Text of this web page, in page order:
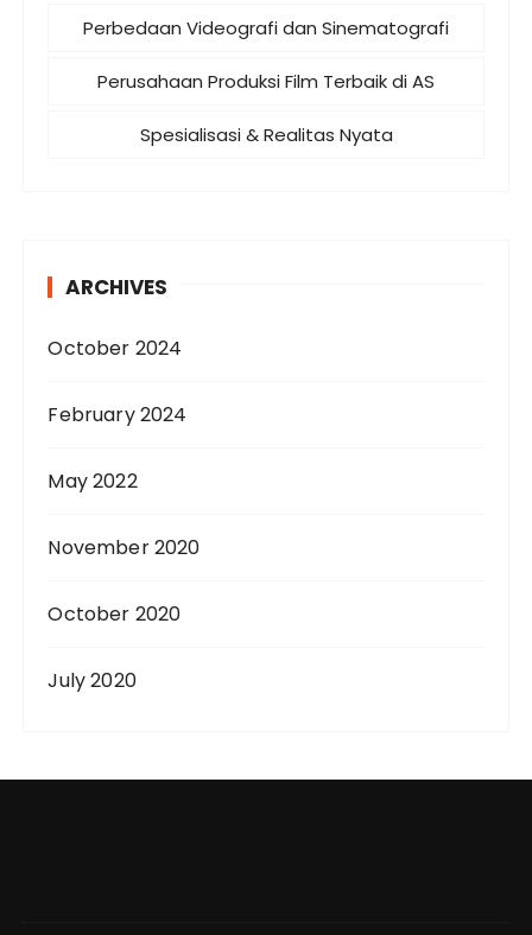
Perbedaan Videografi dan Sinematografi
Perusahaan Produksi Film Terbaik di AS
Spesialisasi & Realitas Nyata
ARCHIVES
October 2024
February 2024
May 2022
November 2020
October 2020
July 2020